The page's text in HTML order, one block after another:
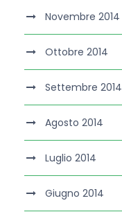
Novembre 2014
Ottobre 2014
Settembre 2014
Agosto 2014
Luglio 2014
Giugno 2014